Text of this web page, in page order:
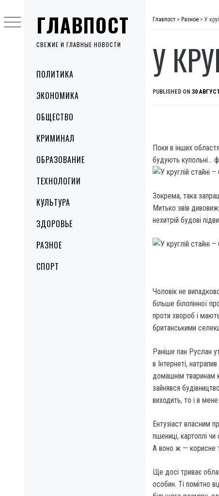
ГЛАВПОСТ
СВЕЖИЕ И ГЛАВНЫЕ НОВОСТИ
MenuПОЛИТИКА
ЭКОНОМИКА
ОБЩЕСТВО
КРИМИНАЛ
ОБРАЗОВАНИЕ
ТЕХНОЛОГИИ
КУЛЬТУРА
ЗДОРОВЬЕ
РАЗНОЕ
СПОРТ
to
content
Главпост > Разное > У
У
PUBLISHED ON 30
Поки в інших
будують купольні…
Зокрема, така
Митько звів
нехитрій будові
Чоловік не
більше білопінної
проти хвороб і
британськими
Раніше пан Руслан
в Інтернеті,
домашнім тваринам
зайнявся
виходить, то і в
Ентузіаст власним
пшениці, картоплі
А воно ж — ко­рисне
Ще досі триває
особин. Ті помітно